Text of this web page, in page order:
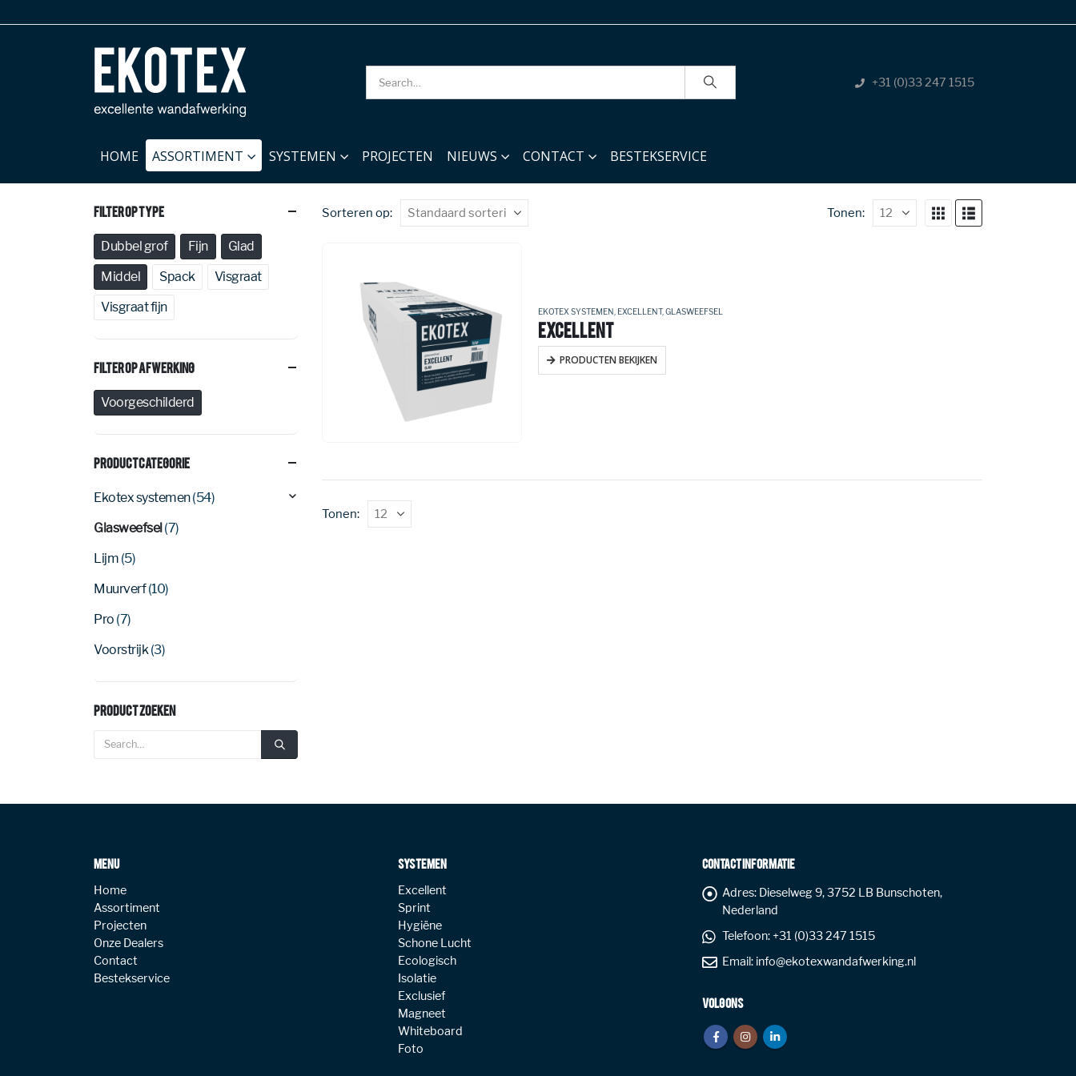
+31 (0)33 247 1515
HOME ASSORTIMENT SYSTEMEN PROJECTEN NIEUWS CONTACT BESTEKSERVICE
Sorteren op: Tonen:
EKOTEX SYSTEMEN EXCELLENT, GLASWEEFSEL
EXCELLENT
PRODUCTEN BEKIJKEN
Tonen:
Filter Op Type
Dubbel grof Fijn
Glad
Middel
Spack
Visgraat
Visgraat fijn
Filter Op Afwerking
Voorgeschilderd
Productcategorie
Ekotex systemen(54)
Glasweefsel(7)
Lijm (5)
Muurverf (10)
Pro (7)
Voorstrijk(3)
Product Zoeken
MENU
Home
Assortiment
Projecten
Onze Dealers
Contact
Bestekservice
SYSTEMEN
Excellent
Sprint
Hygiëne
Schone Lucht
Ecologisch
Isolatie
Exclusief
Magneet
Whiteboard
Foto
CONTACT INFORMATIE
Adres: Dieselweg 9, 3752 LB Bunschoten,
Nederland
Telefoon: +31 (0)33 247 1515
Email: info@ekotexwandafwerking.nl
VOLG ONS